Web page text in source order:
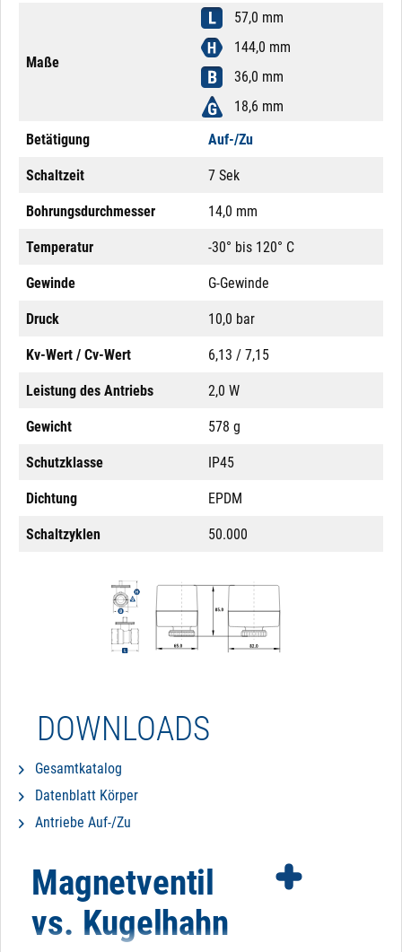
Maße
57,0 mm
144,0 mm
36,0 mm
18,6 mm
Betätigung
Auf-/Zu
Schaltzeit 7 Sek
Bohrungsdurchmesser 14,0 mm
Temperatur -30° bis 120° C
Gewinde G-Gewinde
Druck 10,0 bar
Kv-Wert / Cv-Wert 6,13 / 7,15
Leistung des Antriebs 2,0 W
Gewicht 578 g
Schutzklasse IP45
Dichtung EPDM
Schaltzyklen 50.000
DOWNLOADS
Gesamtkatalog
Datenblatt Körper
Antriebe Auf-/Zu
Magnetventil
vs. Kugelhahn